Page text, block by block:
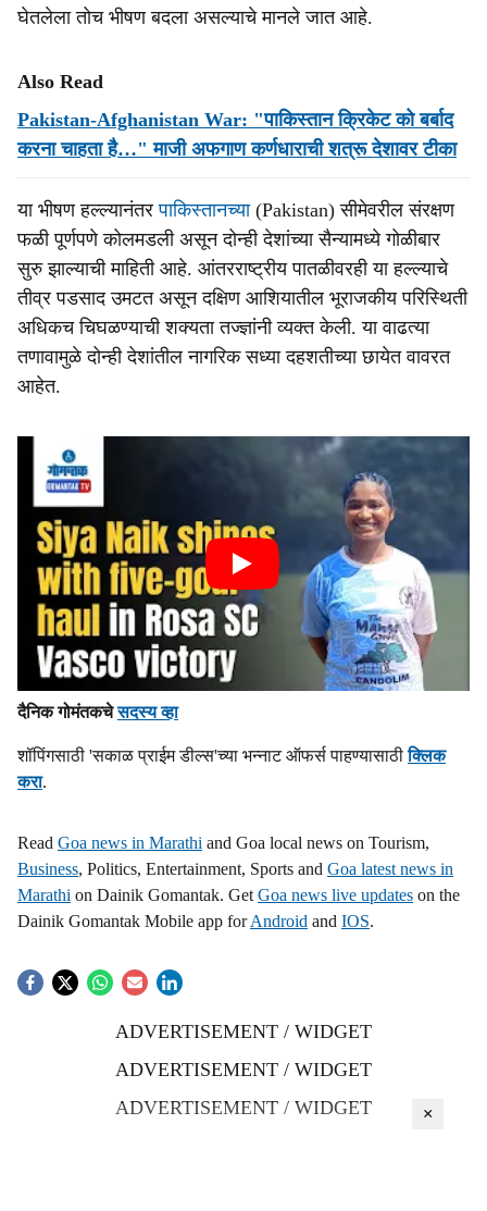
घेतलेला तोच भीषण बदला असल्याचे मानले जात आहे.
Also Read
Pakistan-Afghanistan War: "पाकिस्तान क्रिकेट को बर्बाद
करना चाहता है…" माजी अफगाण कर्णधाराची शत्रू देशावर टीका
या भीषण हल्ल्यानंतरपाकिस्तानच्या(Pakistan) सीमेवरील संरक्षण
फळी पूर्णपणे कोलमडली असून दोन्ही देशांच्या सैन्यामध्ये गोळीबार
सुरु झाल्याची माहिती आहे. आंतरराष्ट्रीय पातळीवरही या हल्ल्याचे
तीव्र पडसाद उमटत असून दक्षिण आशियातील भूराजकीय परिस्थिती
अधिकच चिघळण्याची शक्यता तज्ज्ञांनी व्यक्त केली. या वाढत्या
तणावामुळे दोन्ही देशांतील नागरिक सध्या दहशतीच्या छायेत वावरत
आहेत.
दैनिक गोमंतकचेसदस्य व्हा
शॉपिंगसाठी 'सकाळ प्राईम डील्स'च्या भन्नाट ऑफर्स पाहण्यासाठीक्लिक
करा.
Read Goa news in Marathi and Goa local news on Tourism,
Business, Politics, Entertainment, Sports and Goa latest news in
Marathi on Dainik Gomantak. Get Goa news live updates on the
Dainik Gomantak Mobile app forAndroid and IOS.
ADVERTISEMENT / WIDGET
ADVERTISEMENT / WIDGET
ADVERTISEMENT / WIDGET
×